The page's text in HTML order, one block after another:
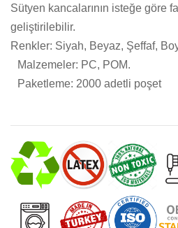
Sütyen kancalarının isteğe göre
geliştirilebilir.
Renkler: Siyah, Beyaz, Şeffaf,
Malzemeler: PC, POM.
Paketleme: 2000 adetli poşet